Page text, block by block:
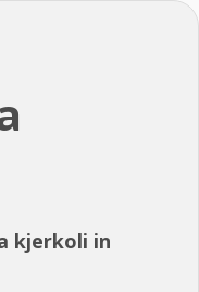
kjerkoli in